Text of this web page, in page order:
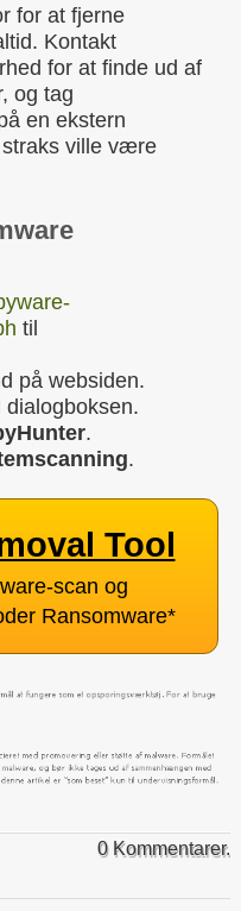
for at fjerne
Kontakt
for at finde ud af
og tag
en ekstern
straks ville være
til
på websiden.
dialogboksen.
.
.
Tool
scan og
Ransomware*
0 Kommentarer.